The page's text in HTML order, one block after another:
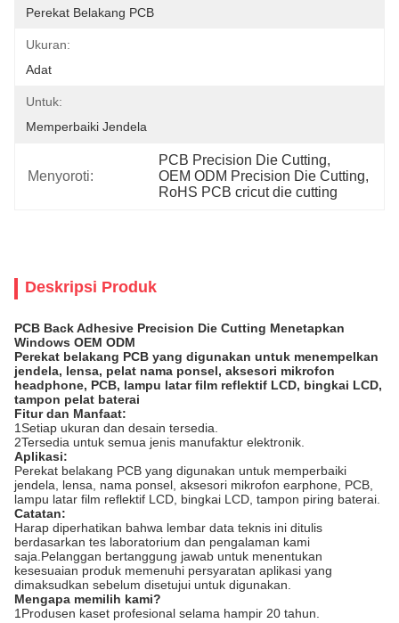
Perekat Belakang PCB
Ukuran:
Adat
Untuk:
Memperbaiki Jendela
Menyoroti:
PCB Precision Die Cutting,
OEM ODM Precision Die Cutting
RoHS PCB cricut die cutting
Deskripsi Produk
PCB Back Adhesive Precision Die Cutting Menetapkan
Windows OEM ODM
Perekat belakang PCB yang digunakan untuk menempelkan
jendela, lensa, pelat nama ponsel, aksesori mikrofon
headphone, PCB, lampu latar film reflektif LCD, bingkai LCD,
tampon pelat baterai
Fitur dan Manfaat:
1Setiap ukuran dan desain tersedia.
2Tersedia untuk semua jenis manufaktur elektronik.
Aplikasi:
Perekat belakang PCB yang digunakan untuk memperbaiki
jendela, lensa, nama ponsel, aksesori mikrofon earphone, PCB,
lampu latar film reflektif LCD, bingkai LCD, tampon piring baterai.
Catatan:
Harap diperhatikan bahwa lembar data teknis ini ditulis
berdasarkan tes laboratorium dan pengalaman kami
saja.Pelanggan bertanggung jawab untuk menentukan
kesesuaian produk memenuhi persyaratan aplikasi yang
dimaksudkan sebelum disetujui untuk digunakan.
Mengapa memilih kami?
1Produsen kaset profesional selama hampir 20 tahun.